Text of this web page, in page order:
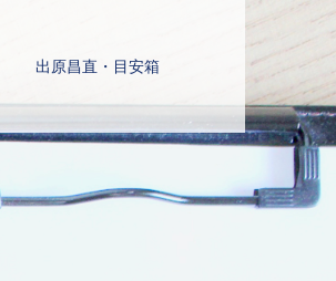
出原昌直・目安箱